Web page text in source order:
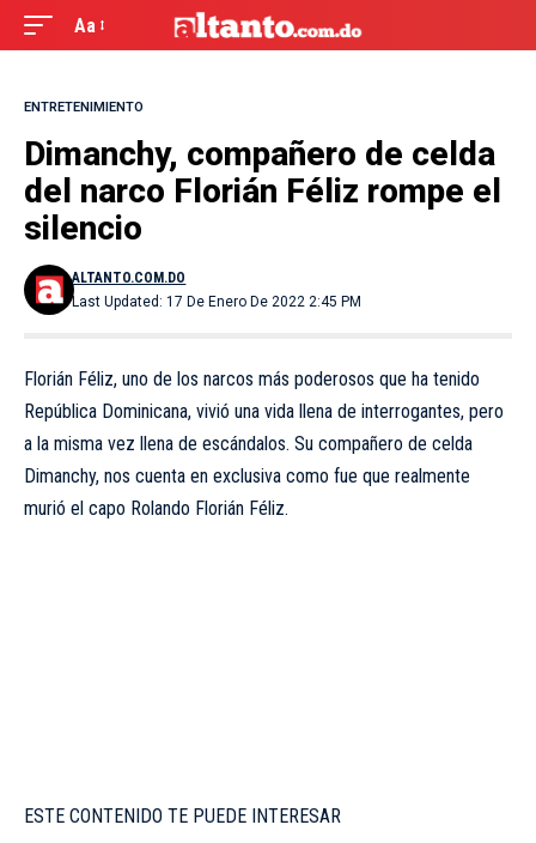
Aa
ENTRETENIMIENTO
Dimanchy, compañero de celda
del narco Florián Féliz rompe el
silencio
Last Updated: 17 De Enero De 2022 2:45 PM
ALTANTO.COM.DO
Florián Féliz, uno de los narcos más poderosos que ha tenido
República Dominicana, vivió una vida llena de interrogantes, pero
a la misma vez llena de escándalos. Su compañero de celda
Dimanchy, nos cuenta en exclusiva como fue que realmente
murió el capo Rolando Florián Féliz.
ESTE CONTENIDO TE PUEDE INTERESAR